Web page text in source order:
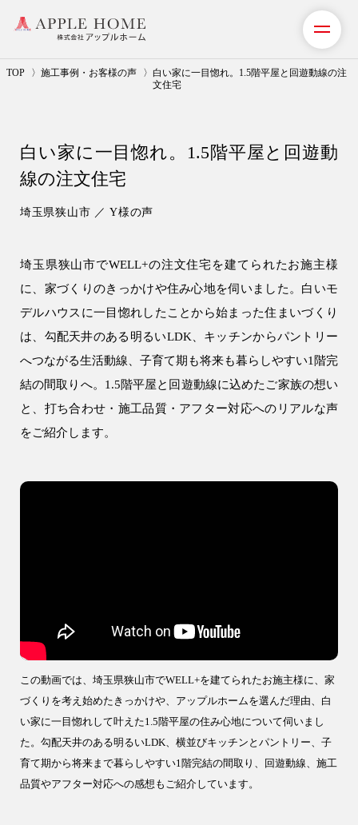
TOP 施工事例・お客様の声
白い家に一目惚れ。1.5階平屋と回遊動線の注
文住宅
白い家に一目惚れ。1.5階平屋と回遊動
線の注文住宅
埼玉県狭山市 ／ Y様の声
埼玉県狭山市でWELL+の注文住宅を建てられたお施主様
に、家づくりのきっかけや住み心地を伺いました。白いモ
デルハウスに一目惚れしたことから始まった住まいづくり
は、勾配天井のある明るいLDK、キッチンからパントリー
へつながる生活動線、子育て期も将来も暮らしやすい1階完
結の間取りへ。1.5階平屋と回遊動線に込めたご家族の想い
と、打ち合わせ・施工品質・アフター対応へのリアルな声
をご紹介します。
この動画では、埼玉県狭山市でWELL+を建てられたお施主様に、家
づくりを考え始めたきっかけや、アップルホームを選んだ理由、白
い家に一目惚れして叶えた1.5階平屋の住み心地について伺いまし
た。勾配天井のある明るいLDK、横並びキッチンとパントリー、子
育て期から将来まで暮らしやすい1階完結の間取り、回遊動線、施工
品質やアフター対応への感想もご紹介しています。
事業紹介（注文住宅）
リフォーム・リノベーション
土地探しサポート
ショールーム・モデルハウス
施工事例・お客様の声
注文住宅
WELL+
テクノストラクチャー
建設事業
アパート建築
事業用建物
土地活用
エリア別一覧
狭山市の注文住宅